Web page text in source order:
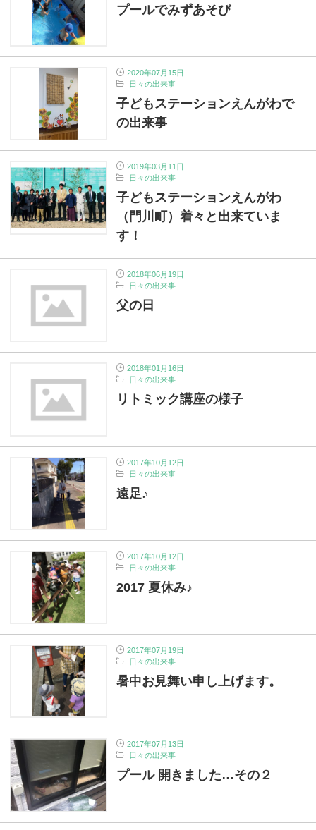
プールでみずあそび
2020年07月15日
日々の出来事
子どもステーションえんがわで
の出来事
2019年03月11日
日々の出来事
子どもステーションえんがわ
（門川町）着々と出来ていま
す！
2018年06月19日
日々の出来事
父の日
2018年01月16日
日々の出来事
リトミック講座の様子
2017年10月12日
日々の出来事
遠足♪
2017年10月12日
日々の出来事
2017 夏休み♪
2017年07月19日
日々の出来事
暑中お見舞い申し上げます。
2017年07月13日
日々の出来事
プール 開きました…その２